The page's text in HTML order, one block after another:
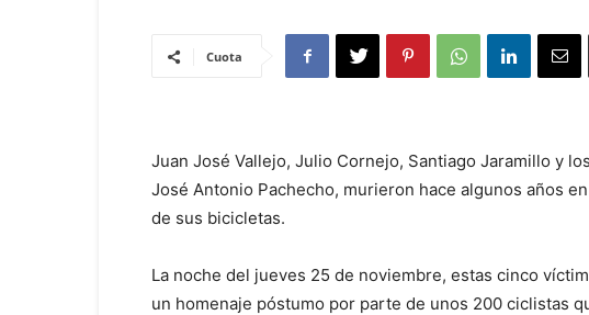
Cuota
Juan José Vallejo, Julio Cornejo, Santiago Jaramillo y
José Antonio Pachecho, murieron hace algunos años
de sus bicicletas.
La noche del jueves 25 de noviembre, estas cinco
un homenaje póstumo por parte de unos 200 ciclistas